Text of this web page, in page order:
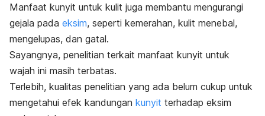
Manfaat kunyit untuk kulit juga membantu mengurangi
gejala pada eksim, seperti kemerahan, kulit menebal,
mengelupas, dan gatal.
Sayangnya, penelitian terkait manfaat kunyit untuk
wajah ini masih terbatas.
Terlebih, kualitas penelitian yang ada belum cukup untuk
mengetahui efek kandungan kunyit terhadap eksim